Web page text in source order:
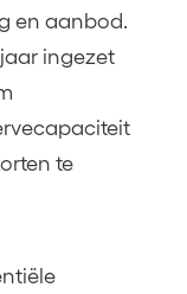
en aanbod.
ingezet
te